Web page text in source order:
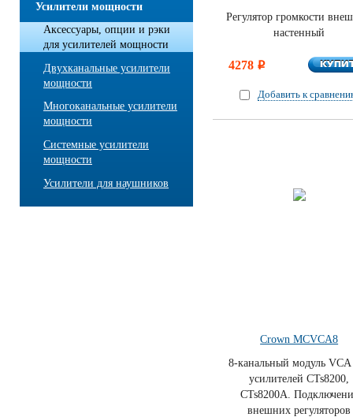
Усилители мощности
Аксессуары, опции и рэки
для усилителей мощности
Двухканальные усилители
мощности
Многоканальные усилители
мощности
Системные усилители
мощности
Усилители для наушников
Регулятор громкости
настенный
4278 i
Добавить к
Crown MCVCA8
8-канальный модуль VCA
усилителей CTs8200,
CTs8200A.
внешних регуляторов